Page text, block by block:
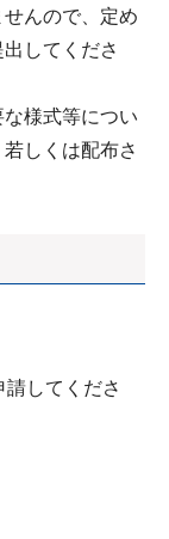
んので、定め
してくださ
様式等につい
しくは配布さ
してくださ